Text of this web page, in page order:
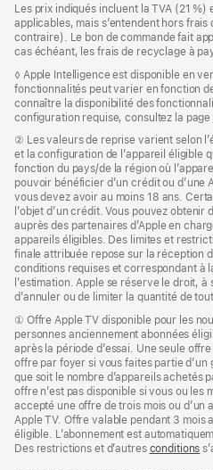
de
page
de
bas
de
Les prix indiqués incluent la TVA (21
applicables, mais s’entendent hors
contraire). Le bon de commande fait
cas échéant, les frais de recyclage à
Note
de
bas
de
◊ Apple Intelligence est disponible en
fonctionnalités peut varier en fonction
connaître la disponibilité des
configuration requise, consultez la page
Note
de
bas
de
page
② Les valeurs de reprise varient selon
et la configuration de l’appareil éligible
fonction du pays/de la région où
pouvoir bénéficier d’un crédit ou d’une
vous devez avoir au moins 18 ans.
l’objet d’un crédit. Vous pouvez
auprès des partenaires d’Apple en
appareils éligibles. Des limites et
finale attribuée repose sur la réception
conditions requises et correspondant à
l’estimation. Apple se réserve le droit,
d’annuler ou de limiter la quantité de
Note
de
bas
de
page
① Offre Apple TV disponible pour les
personnes anciennement abonnées
après la période d’essai. Une seule
offre par foyer si vous faites partie d’un
que soit le nombre d’appareils achetés
offre n’est pas disponible si vous ou les
accepté une offre de trois mois ou d’un
Apple TV. Offre valable pendant 3 mois
éligible. L’abonnement est
Des restrictions et d’autres conditions